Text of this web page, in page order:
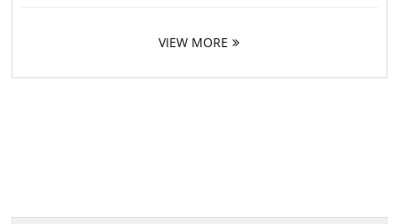
VIEW MORE